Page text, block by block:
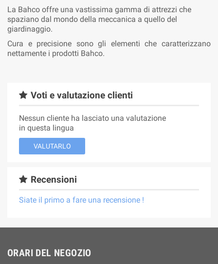
La Bahco offre una vastissima gamma di attrezzi che
spaziano dal mondo della meccanica a quello del
giardinaggio.
Cura e precisione sono gli elementi che caratterizzano
nettamente i prodotti Bahco.
Voti e valutazione clienti
Nessun cliente ha lasciato una valutazione
in questa lingua
VALUTARLO
Recensioni
Siate il primo a fare una recensione !
ORARI DEL NEGOZIO